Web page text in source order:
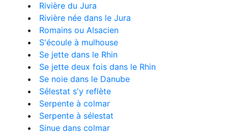
Rivière du Jura
Rivière née dans le Jura
Romains ou Alsacien
S'écoule à mulhouse
Se jette dans le Rhin
Se jette deux fois dans le Rhin
Se noie dans le Danube
Sélestat s'y reflète
Serpente à colmar
Serpente à sélestat
Sinue dans colmar